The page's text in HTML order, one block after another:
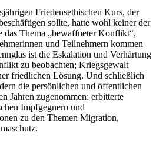
Friedensethischen Kurs, der
sollte, hatte wohl keiner der
das Thema „bewaffneter Konflikt“,
und Teilnehmern kommen
ist die Eskalation und Verhärtung
zu beobachten; Kriegsgewalt
friedlichen Lösung. Und schließlich
die persönlichen und öffentlichen
Jahren zugenommen: erbitterte
Impfgegnern und
zu den Themen Migration,